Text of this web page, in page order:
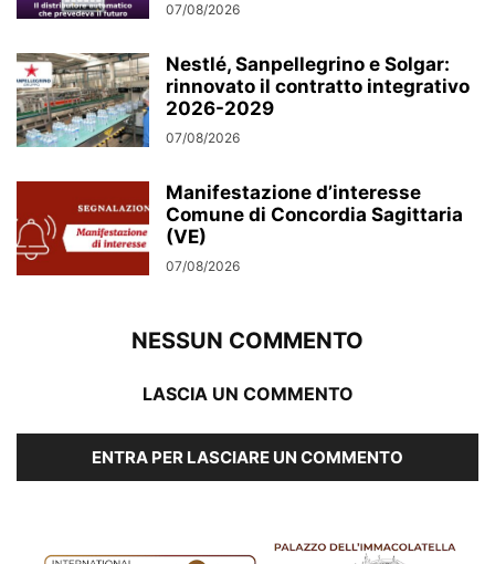
07/08/2026
Nestlé, Sanpellegrino e Solgar:
rinnovato il contratto integrativo
2026-2029
07/08/2026
Manifestazione d’interesse
Comune di Concordia Sagittaria
(VE)
07/08/2026
NESSUN COMMENTO
LASCIA UN COMMENTO
ENTRA PER LASCIARE UN COMMENTO